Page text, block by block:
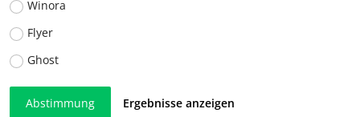
Winora
Flyer
Ghost
Abstimmung Ergebnisse anzeigen